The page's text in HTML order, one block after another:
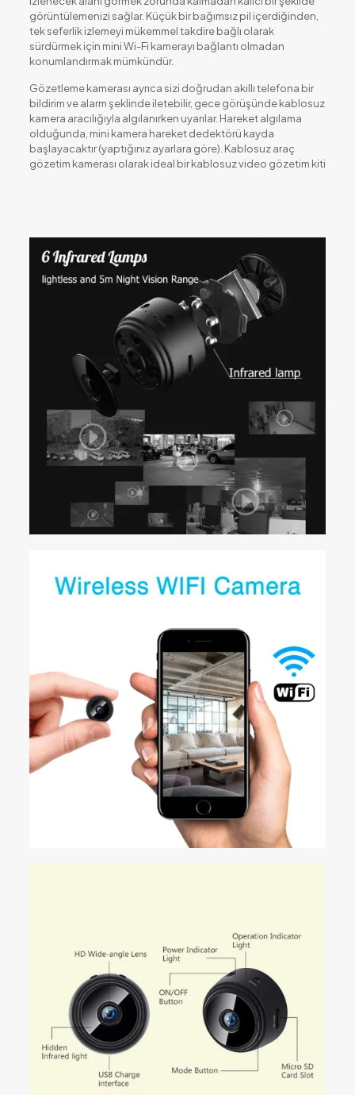
görüntülemenizi sağlar. Küçük bir bağımsız pil içerdiğinden,
tek seferlik izlemeyi mükemmel takdire bağlı olarak
sürdürmek için mini Wi-Fi kamerayı bağlantı olmadan
konumlandırmak mümkündür.
Gözetleme kamerası ayrıca sizi doğrudan akıllı telefona bir
bildirim ve alarm şeklinde iletebilir, gece görüşünde kablosuz
kamera aracılığıyla algılanırken uyarılar. Hareket algılama
olduğunda, mini kamera hareket dedektörü kayda
başlayacaktır (yaptığınız ayarlara göre). Kablosuz araç
gözetim kamerası olarak ideal bir kablosuz video gözetim kiti